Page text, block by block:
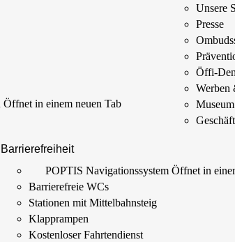
Öffnet in einem neuen Tab
Unsere
Presse
Öffi-
Werben
Barrierefreiheit
POPTIS NavigationssystemÖffnet in
Barrierefreie WCs
Stationen mit Mittelbahnsteig
Klapprampen
Kostenloser Fahrtendienst